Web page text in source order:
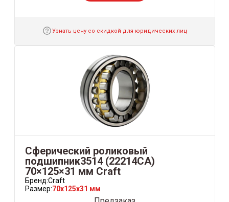
Узнать цену со скидкой для юридических лиц
Сферический роликовый
подшипник3514 (22214СА)
70×125×31 мм Craft
Бренд:Craft
Размер:70x125x31 мм